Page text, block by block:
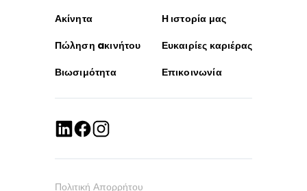
Ακίνητα
Η ιστορία μας
Πώληση aκινήτου
Ευκαιρίες καριέρας
Βιωσιμότητα
Επικοινωνία
Πολιτική Απορρήτου